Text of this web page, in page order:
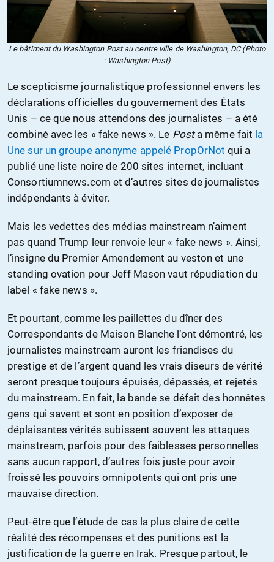
Le bâtiment du Washington Post au centre ville de Washington, DC (Photo
: Washington Post)
Le scepticisme journalistique professionnel envers les
déclarations officielles du gouvernement des États
Unis – ce que nous attendons des journalistes – a été
combiné avec les « fake news ». Le Posta même fait la
Une sur un groupe anonyme appelé PropOrNot qui a
publié une liste noire de 200 sites internet, incluant
Consortiumnews.com et d’autres sites de journalistes
indépendants à éviter.
Mais les vedettes des médias mainstream n’aiment
pas quand Trump leur renvoie leur « fake news ». Ainsi,
l’insigne du Premier Amendement au veston et une
standing ovation pour Jeff Mason vaut répudiation du
label « fake news ».
Et pourtant, comme les paillettes du dîner des
Correspondants de Maison Blanche l’ont démontré, les
journalistes mainstream auront les friandises du
prestige et de l’argent quand les vrais diseurs de vérité
seront presque toujours épuisés, dépassés, et rejetés
du mainstream. En fait, la bande se défait des honnêtes
gens qui savent et sont en position d’exposer de
déplaisantes vérités subissent souvent les attaques
mainstream, parfois pour des faiblesses personnelles
sans aucun rapport, d’autres fois juste pour avoir
froissé les pouvoirs omnipotents qui ont pris une
mauvaise direction.
Peut-être que l’étude de cas la plus claire de cette
réalité des récompenses et des punitions est la
justification de la guerre en Irak. Presque partout, le